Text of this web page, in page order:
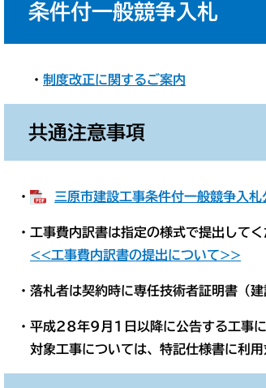
条件付一般競争入札
・ 制度改正に関するご案内
共通注意事項
・ 三原市建設工事条件付一般競争入
・工事費内訳書は指定の様式で提出してく
<<工事費内訳書の提出について>>
・落札者は契約時に専任技術者証明書（建
・平成28年9月1日以降に公告する工事に
対象工事については、特記仕様書に利用